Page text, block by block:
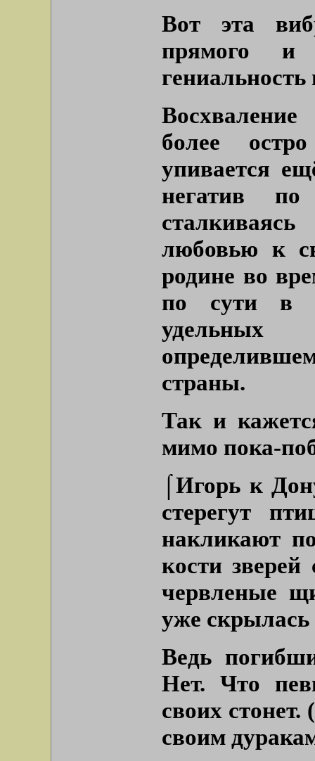
Вот эта
прямого и
гениальность
более
упивается
негатив
любовью к
родине во
по сути в
удельных
страны.
Так и
мимо пока-
⌠Игорь к
стерегут
накликают
кости
червленые
уже
Ведь
Нет. Что
своих
своим